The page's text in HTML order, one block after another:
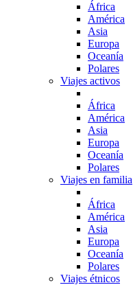
África
América
Asia
Europa
Oceanía
Polares
Viajes activos
África
América
Asia
Europa
Oceanía
Polares
Viajes en familia
África
América
Asia
Europa
Oceanía
Polares
Viajes étnicos